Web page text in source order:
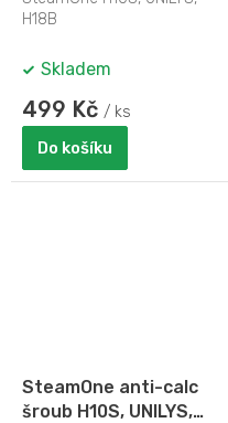
H18B
Skladem
499 Kč / ks
Do košíku
SteamOne anti-calc
šroub H10S, UNILYS,